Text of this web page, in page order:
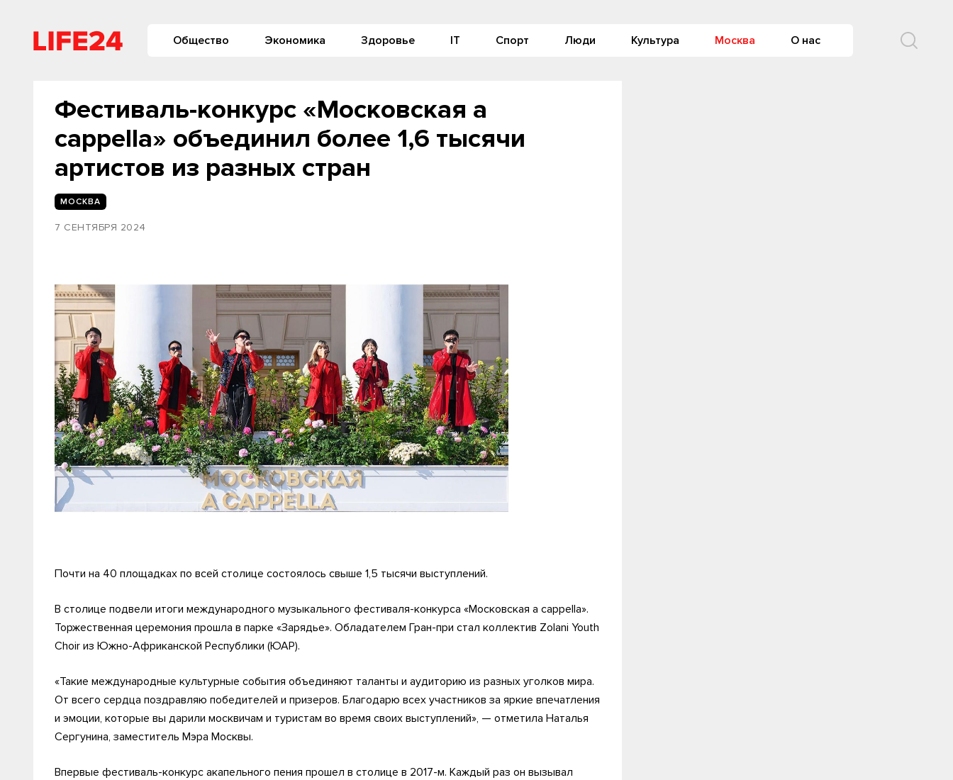
Общество Экономика Здоровье IT Спорт Люди Культура Москва О нас
Фестиваль-конкурс «Московская a
cappella» объединил более 1,6 тысячи
артистов из разных стран
МОСКВА
7 СЕНТЯБРЯ 2024
Почти на 40 площадках по всей столице состоялось свыше 1,5 тысячи выступлений.
В столице подвели итоги международного музыкального фестиваля-конкурса «Московская a cappella».
Торжественная церемония прошла в парке «Зарядье». Обладателем Гран-при стал коллектив Zolani Youth
Choir из Южно-Африканской Республики (ЮАР).
«Такие международные культурные события объединяют таланты и аудиторию из разных уголков мира.
От всего сердца поздравляю победителей и призеров. Благодарю всех участников за яркие впечатления
и эмоции, которые вы дарили москвичам и туристам во время своих выступлений», — отметила Наталья
Сергунина, заместитель Мэра Москвы.
Впервые фестиваль-конкурс акапельного пения прошел в столице в 2017-м. Каждый раз он вызывал